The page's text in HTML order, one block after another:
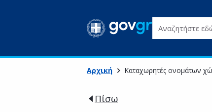
Αναζητήστε εδώ
Αρχική Καταχωρητές ονομάτων
Πίσω